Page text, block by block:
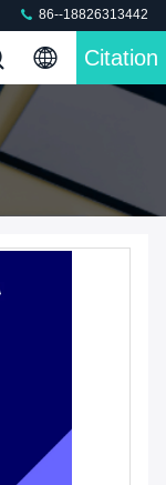
86--18826313442
Citation